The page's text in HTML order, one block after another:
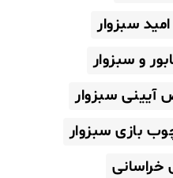
سبزوار
و سبزوار
آیینی سبزوار
بازی سبزوار